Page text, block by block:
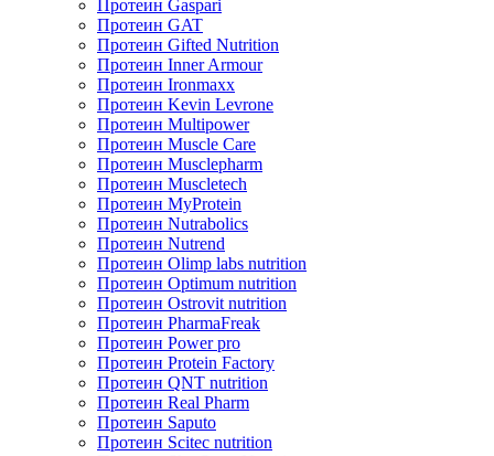
Протеин Gaspari
Протеин GAT
Протеин Gifted Nutrition
Протеин Inner Armour
Протеин Ironmaxx
Протеин Kevin Levrone
Протеин Multipower
Протеин Muscle Care
Протеин Musclepharm
Протеин Muscletech
Протеин MyProtein
Протеин Nutrabolics
Протеин Nutrend
Протеин Olimp labs nutrition
Протеин Optimum nutrition
Протеин Ostrovit nutrition
Протеин PharmaFreak
Протеин Power pro
Протеин Protein Factory
Протеин QNT nutrition
Протеин Real Pharm
Протеин Saputo
Протеин Scitec nutrition